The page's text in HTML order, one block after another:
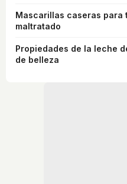
Mascarillas caseras para
maltratado
Propiedades de la leche
de belleza